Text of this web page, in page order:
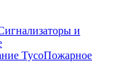
и
TycoПожарное